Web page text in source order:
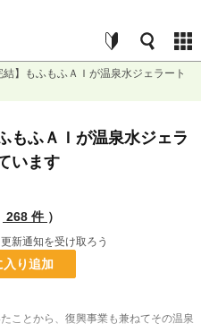
結】もふもふＡＩが温泉水ジェラート
もふＡＩが温泉水ジェラ
います
268 件 ）
新通知を受け取ろう
入り追加
ことから、復興事業も兼ねてその温泉